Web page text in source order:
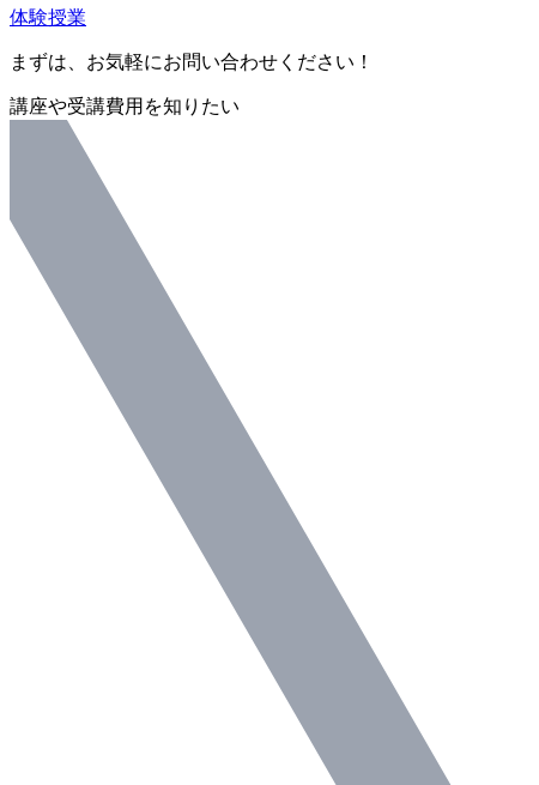
体験授業
まずは、お気軽にお問い合わせください！
講座や受講費用を知りたい